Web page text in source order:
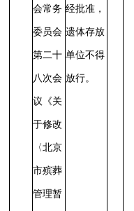
会常务
委员会
第二十
八次会
议《关
于修改
〈北京
市殡葬
管理暂
经批准，
遗体存放
单位不得
放行。